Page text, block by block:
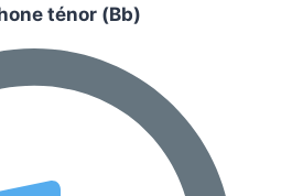
ténor (Bb)